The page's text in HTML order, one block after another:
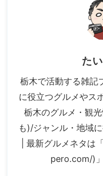
た
栃木で活動する雑記
に役立つグルメやス
栃木のグルメ・観
も)/ジャンル・地域
| 最新グルメネタ
pero.com/)